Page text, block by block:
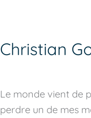
Christian
Le monde vient de
perdre un de mes
Christian
décédé